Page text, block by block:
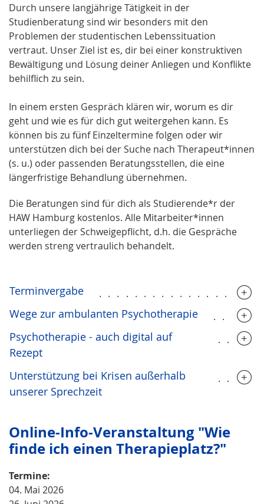
Durch unsere langjährige Tätigkeit in der
Studienberatung sind wir besonders mit den
Problemen der studentischen Lebenssituation
vertraut. Unser Ziel ist es, dir bei einer konstruktiven
Bewältigung und Lösung deiner Anliegen und Konflikte
behilflich zu sein.
In einem ersten Gespräch klären wir, worum es dir
geht und wie es für dich gut weitergehen kann. Es
können bis zu fünf Einzeltermine folgen oder wir
unterstützen dich bei der Suche nach Therapeut*innen
(s. u.) oder passenden Beratungsstellen, die eine
längerfristige Behandlung übernehmen.
Die Beratungen sind für dich als Studierende*r der
HAW Hamburg kostenlos. Alle Mitarbeiter*innen
unterliegen der Schweigepflicht, d.h. die Gespräche
werden streng vertraulich behandelt.
Terminvergabe
Wege zur ambulanten Psychotherapie
Psychotherapie - auch digital auf
Rezept
Unterstützung bei Krisen außerhalb
unserer Sprechzeit
Online-Info-Veranstaltung "Wie
finde ich einen Therapieplatz?"
Termine:
04. Mai 2026